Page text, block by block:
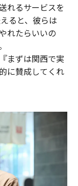
れるサービスを
ると、彼らは
れたらいいの
まずは関西で実
に賛成してくれ